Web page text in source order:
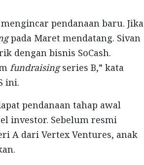
pendanaan baru. Jika
pada Maret mendatang. Sivan
dengan bisnis SoCash.
fundraisingseries B,” kata
ini.
pendanaan tahap awal
investor. Sebelum resmi
A dari Vertex Ventures, anak